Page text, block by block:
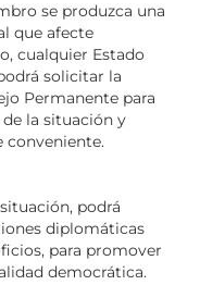
se produzca una
que afecte
cualquier Estado
solicitar la
Permanente para
la situación y
conveniente.
podrá
diplomáticas
para promover
democrática.